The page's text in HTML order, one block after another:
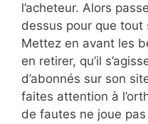
l’acheteur. Alors
dessus pour que
Mettez en avant les
en retirer, qu’il
d’abonnés sur son
faites attention à
de fautes ne joue